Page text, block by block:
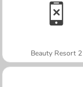
Beauty Resort 2